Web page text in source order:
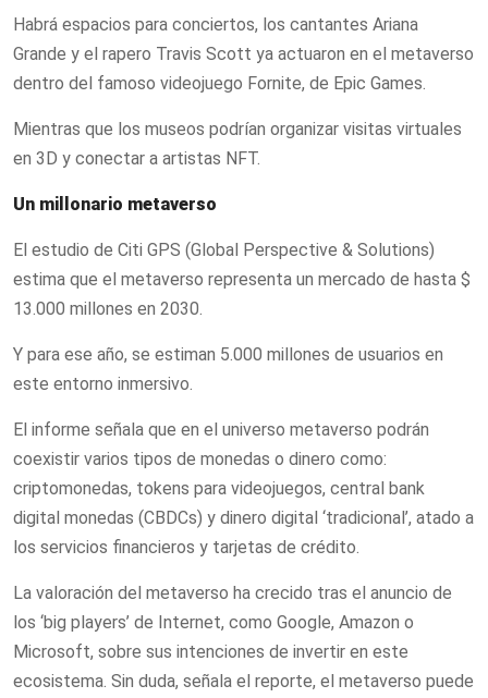
Habrá espacios para conciertos, los cantantes Ariana
Grande y el rapero Travis Scott ya actuaron en el metaverso
dentro del famoso videojuego Fornite, de Epic Games.
Mientras que los museos podrían organizar visitas virtuales
en 3D y conectar a artistas NFT.
Un millonario metaverso
El estudio de Citi GPS (Global Perspective & Solutions)
estima que el metaverso representa un mercado de hasta $
13.000 millones en 2030.
Y para ese año, se estiman 5.000 millones de usuarios en
este entorno inmersivo.
El informe señala que en el universo metaverso podrán
coexistir varios tipos de monedas o dinero como:
criptomonedas, tokens para videojuegos, central bank
digital monedas (CBDCs) y dinero digital ‘tradicional’, atado a
los servicios financieros y tarjetas de crédito.
La valoración del metaverso ha crecido tras el anuncio de
los ‘big players’ de Internet, como Google, Amazon o
Microsoft, sobre sus intenciones de invertir en este
ecosistema. Sin duda, señala el reporte, el metaverso puede